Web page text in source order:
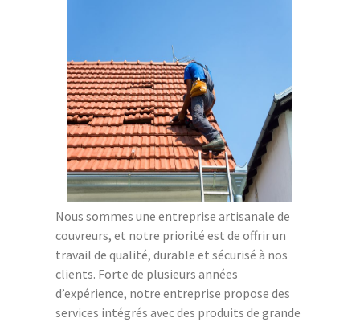
Nous sommes une entreprise artisanale de
couvreurs, et notre priorité est de offrir un
travail de qualité, durable et sécurisé à nos
clients. Forte de plusieurs années
d’expérience, notre entreprise propose des
services intégrés avec des produits de grande